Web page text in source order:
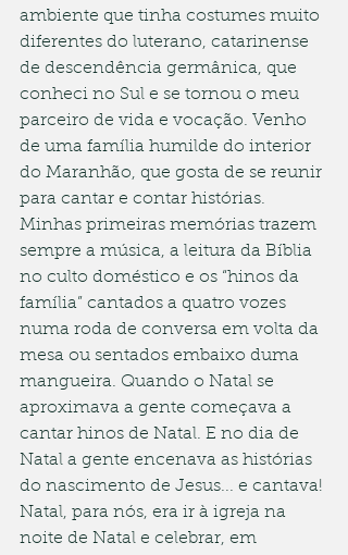
ambiente que tinha costumes muito
diferentes do luterano, catarinense
de descendência germânica, que
conheci no Sul e se tornou o meu
parceiro de vida e vocação. Venho
de uma família humilde do interior
do Maranhão, que gosta de se reunir
para cantar e contar histórias.
Minhas primeiras memórias trazem
sempre a música, a leitura da Bíblia
no culto doméstico e os “hinos da
família” cantados a quatro vozes
numa roda de conversa em volta da
mesa ou sentados embaixo duma
mangueira. Quando o Natal se
aproximava a gente começava a
cantar hinos de Natal. E no dia de
Natal a gente encenava as histórias
do nascimento de Jesus... e cantava!
Natal, para nós, era ir à igreja na
noite de Natal e celebrar, em